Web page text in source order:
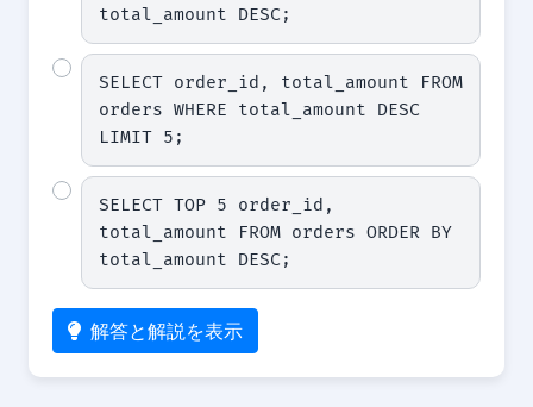
total_amount DESC;
SELECT order_id, total_amount FROM
orders WHERE total_amount DESC
LIMIT 5;
SELECT TOP 5 order_id,
total_amount FROM orders ORDER BY
total_amount DESC;
解答と解説を表示